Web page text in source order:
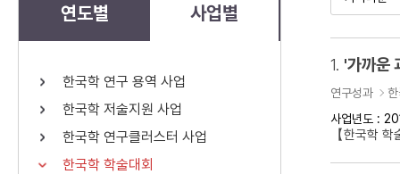
검색 연산자 사용안내
연산자
AND
연도별 사업별
한국학 연구 용역 사업
한국학 저술지원 사업
한국학 연구클러스터 사업
한국학 학술대회
1. '가까운
연구성과
사업년도 :
【한국학